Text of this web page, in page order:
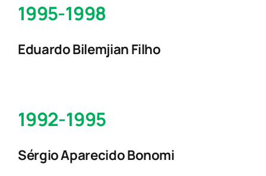
1995-1998
Eduardo Bilemjian Filho
1992-1995
Sérgio Aparecido Bonomi